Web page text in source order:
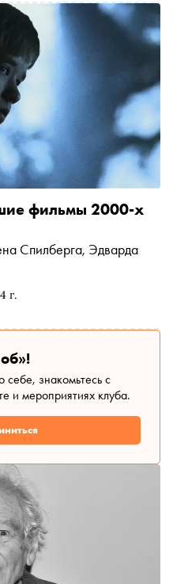
историческому
всегда
и картину времени,
ракурсе и известных
взгляда. «Сноб»
лет, которые стоит
г.
фильмы 2000-х
Спилберга, Эдварда
себе, знакомьтесь с
и мероприятиях клуба.